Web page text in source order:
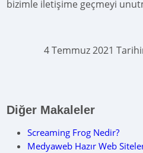
bizimle iletişime geçmeyi
4 Temmuz 2021
Diğer Makaleler
Screaming Frog Nedir?
Medyaweb Hazır Web